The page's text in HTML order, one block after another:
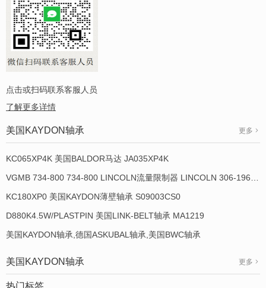
点击或扫码联系客服人员
了解更多详情
美国KAYDON轴承 更多
KC065XP4K 美国BALDOR马达 JA035XP4K
KC180XP0 美国KAYDON薄壁轴承 S09003CS0
D880K4.5W/PLASTPIN 美国LINK-BELT轴承 MA1219
美国KAYDON轴承,德国ASKUBAL轴承,美国BWC轴承
美国KAYDON轴承 更多
热门标签